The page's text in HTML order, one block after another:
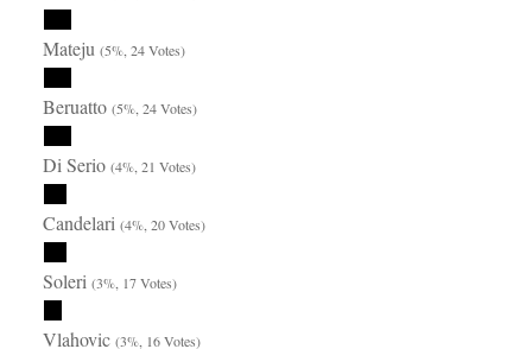
Mateju(5%, 24 Votes)
Beruatto(5%, 24 Votes)
Di Serio(4%, 21 Votes)
Candelari(4%, 20 Votes)
Soleri(3%, 17 Votes)
Vlahovic(3%, 16 Votes)